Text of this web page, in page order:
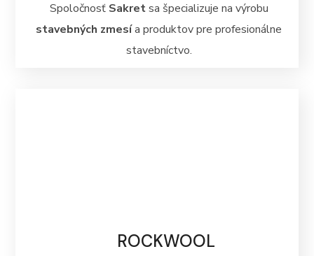
Spoločnosť Sakretsa špecializuje na výrobu
stavebných zmesía produktov pre profesionálne
stavebníctvo.
ROCKWOOL